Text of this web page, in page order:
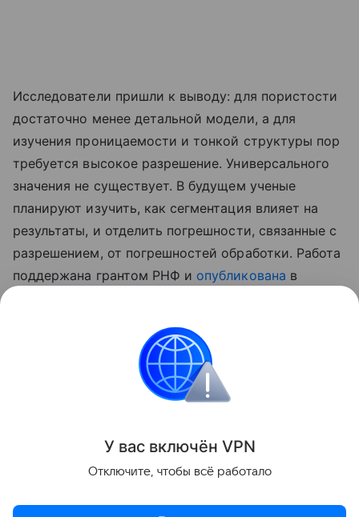
Исследователи пришли к выводу: для пористости
достаточно менее детальной модели, а для
изучения проницаемости и тонкой структуры пор
требуется высокое разрешение. Универсального
значения не существует. В будущем ученые
планируют изучить, как сегментация влияет на
результаты, и отделить погрешности, связанные с
разрешением, от погрешностей обработки. Работа
поддержана грантом РНФ и опубликована в
писалао том, зачем ученые
переводят горные породы в виртуальный мир.
У вас включён VPN
Отключите, чтобы всё работало